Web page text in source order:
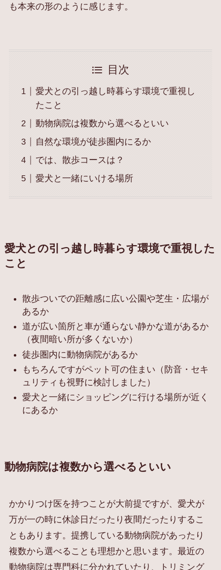
も本来の形のように感じます。
目次
愛犬との引っ越し時暮らす環境で重視し
たこと
動物病院は複数から選べるといい
自然な環境が徒歩圏内にるか
では、散歩コースは？
愛犬と一緒にいける場所
愛犬との引っ越し時暮らす環境で重視した
こと
散歩ついでの距離感に広い公園や芝生・広場が
あるか
道が広い箇所と車が通らない静かな道があるか
（夜間暗い所が多くないか）
徒歩圏内に動物病院があるか
もちろんですがペット可の住まい（防音・セキ
ュリティも視野に検討しました）
愛犬と一緒にショッピングに行ける場所が近く
にあるか
動物病院は複数から選べるといい
かかりつけ医を持つことが大前提ですが、愛犬が
万が一の時に休診日だったり夜間だったりするこ
ともあります。提携している動物病院があったり
複数から選べることも理想かと思います。最近の
動物病院は専門科に分かれていたり、トリミング